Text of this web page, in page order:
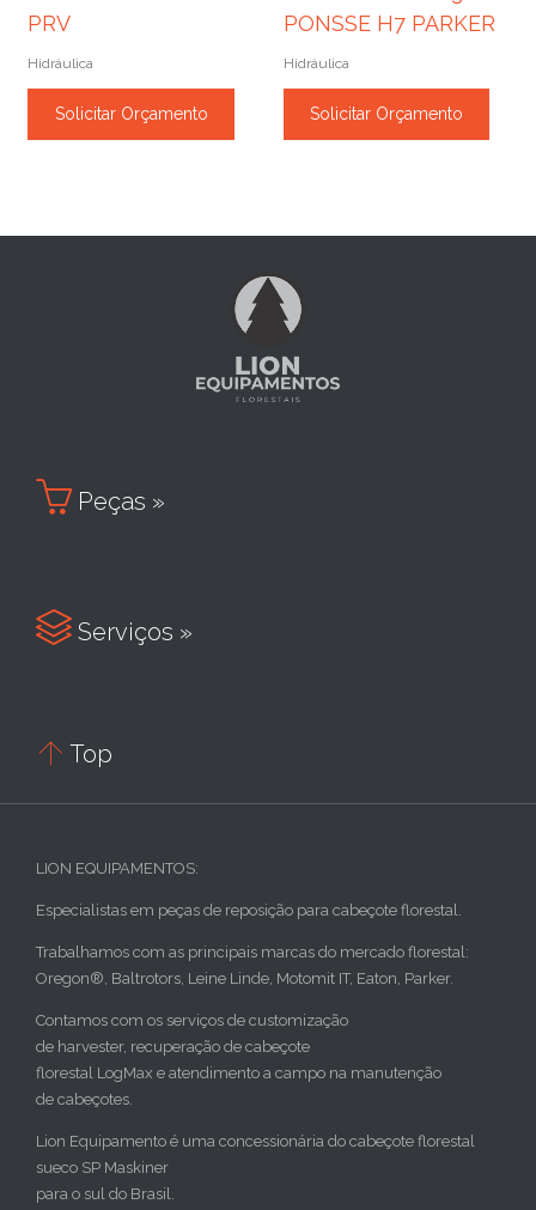
PRV
Hidráulica
Solicitar Orçamento
PONSSE H7 PARKER
Hidráulica
Solicitar Orçamento
 Peças »
 Serviços »
 Top
LION EQUIPAMENTOS:
Especialistas em peças de reposição para cabeçote florestal.
Trabalhamos com as principais marcas do mercado florestal:
Oregon®, Baltrotors, Leine Linde, Motomit IT, Eaton, Parker.
Contamos com os serviços de customização
de harvester, recuperação de cabeçote
florestal LogMax e atendimento a campo na manutenção
de cabeçotes.
Lion Equipamento é uma concessionária do cabeçote florestal
sueco SP Maskiner
para o sul do Brasil.